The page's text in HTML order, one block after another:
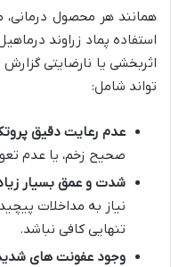
همانند هر محصول درمانی،
استفاده پماد زراوند
اثربخشی یا نارضایتی
تواند شامل:
عدم رعایت دقیق
صحیح زخم، یا عدم
شدت و عمق بسیار
نیاز به مداخلات
تنهایی کافی نباشد.
وجود عفونت های